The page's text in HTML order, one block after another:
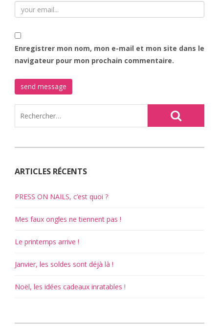
Enregistrer mon nom, mon e-mail et mon site dans le
navigateur pour mon prochain commentaire.
ARTICLES RÉCENTS
PRESS ON NAILS, c’est quoi ?
Mes faux ongles ne tiennent pas !
Le printemps arrive !
Janvier, les soldes sont déjà là !
Noël, les idées cadeaux inratables !